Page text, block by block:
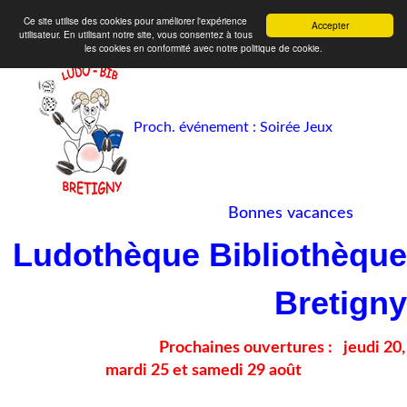
Accepter
Ce site utilise des cookies pour améliorer l'expérience
utilisateur. En utilisant notre site, vous consentez à tous
les cookies en conformité avec notre politique de cookie.
Proch. événement : Soirée Jeux
Bonnes vacances
Ludothèque Bibliothèque
Bretigny
Prochaines ouvertures :
jeudi 20,
mardi 25 et samedi 29 août